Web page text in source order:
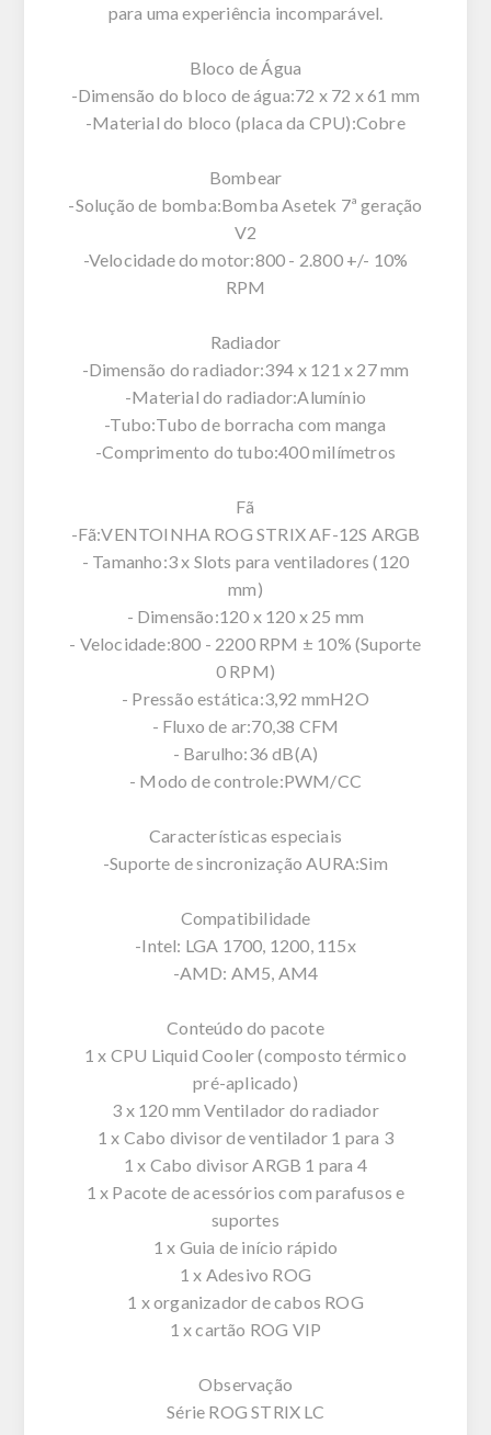
para uma experiência incomparável.
Bloco de Água
-Dimensão do bloco de água:72 x 72 x 61 mm
-Material do bloco (placa da CPU):Cobre
Bombear
-Solução de bomba:Bomba Asetek 7ª geração
V2
-Velocidade do motor:800 - 2.800 +/- 10%
RPM
Radiador
-Dimensão do radiador:394 x 121 x 27 mm
-Material do radiador:Alumínio
-Tubo:Tubo de borracha com manga
-Comprimento do tubo:400 milímetros
Fã
-Fã:VENTOINHA ROG STRIX AF-12S ARGB
- Tamanho:3 x Slots para ventiladores (120
mm)
- Dimensão:120 x 120 x 25 mm
- Velocidade:800 - 2200 RPM ± 10% (Suporte
0 RPM)
- Pressão estática:3,92 mmH2O
- Fluxo de ar:70,38 CFM
- Barulho:36 dB(A)
- Modo de controle:PWM/CC
Características especiais
-Suporte de sincronização AURA:Sim
Compatibilidade
-Intel: LGA 1700, 1200, 115x
-AMD: AM5, AM4
Conteúdo do pacote
1 x CPU Liquid Cooler (composto térmico
pré-aplicado)
3 x 120 mm Ventilador do radiador
1 x Cabo divisor de ventilador 1 para 3
1 x Cabo divisor ARGB 1 para 4
1 x Pacote de acessórios com parafusos e
suportes
1 x Guia de início rápido
1 x Adesivo ROG
1 x organizador de cabos ROG
1 x cartão ROG VIP
Observação
Série ROG STRIX LC